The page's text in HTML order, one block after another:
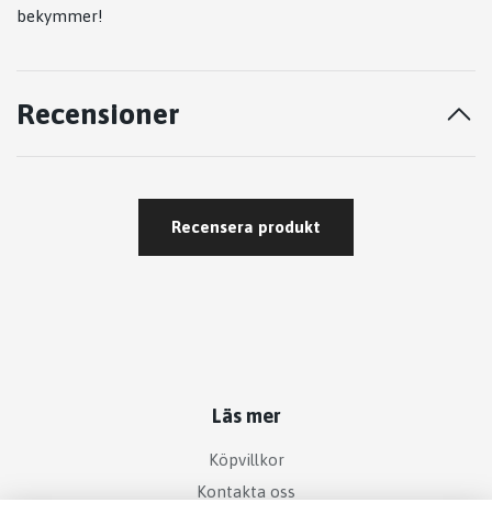
bekymmer!
Recensioner
Recensera produkt
Läs mer
Köpvillkor
Kontakta oss